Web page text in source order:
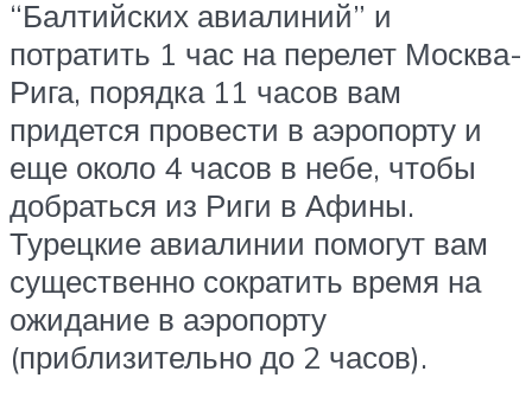
“Балтийских авиалиний” и
потратить 1 час на перелет Москва-
Рига, порядка 11 часов вам
придется провести в аэропорту и
еще около 4 часов в небе, чтобы
добраться из Риги в Афины.
Турецкие авиалинии помогут вам
существенно сократить время на
ожидание в аэропорту
(приблизительно до 2 часов).